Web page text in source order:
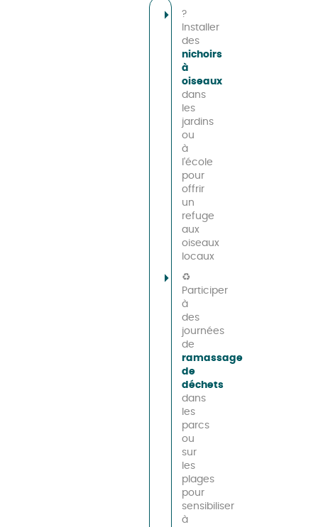
?
Installer
des
nichoirs
à
oiseaux
dans
les
jardins
ou
à
l'école
pour
offrir
un
refuge
aux
oiseaux
locaux
♻️
Participer
à
des
journées
de
ramassage
de
déchets
dans
les
parcs
ou
sur
les
plages
pour
sensibiliser
à